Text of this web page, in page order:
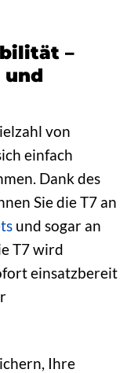
–
und
von
einfach
Dank des
Sie die T7 an
und sogar an
T7 wird
einsatzbereit
Ihre